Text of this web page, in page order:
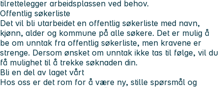
tilrettelegger arbeidsplassen ved behov.
Offentlig søkerliste
Det vil bli utarbeidet en offentlig søkerliste med navn,
kjønn, alder og kommune på alle søkere. Det er mulig å
be om unntak fra offentlig søkerliste, men kravene er
strenge. Dersom ønsket om unntak ikke tas til følge, vil du
få mulighet til å trekke søknaden din.
Bli en del av laget vårt
Hos oss er det rom for å være ny, stille spørsmål og